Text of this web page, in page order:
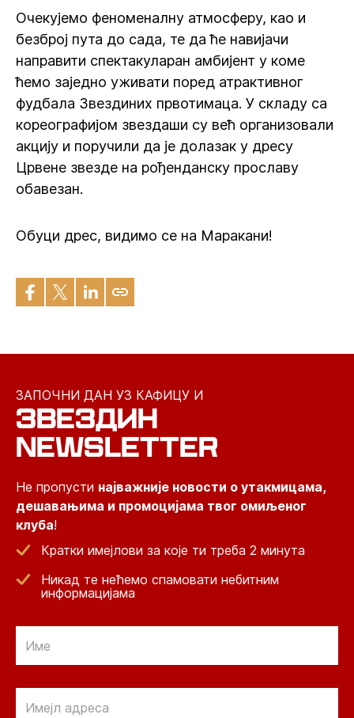
Очекујемо феноменалну атмосферу, као и
безброј пута до сада, те да ће навијачи
направити спектакуларан амбијент у коме
ћемо заједно уживати поред атрактивног
фудбала Звездиних првотимаца. У складу са
кореографијом звездаши су већ организовали
акцију и поручили да је долазак у дресу
Црвене звезде на рођенданску прославу
обавезан.
Обуци дрес, видимо се на Маракани!
ЗАПОЧНИ ДАН УЗ КАФИЦУ И
ЗВЕЗДИН
NEWSLETTER
Не пропусти најважније новости о утакмицама,
дешавањима и промоцијама твог омиљеног
клуба!
Кратки имејлови за које ти треба 2 минута
Никад те нећемо спамовати небитним
информацијама